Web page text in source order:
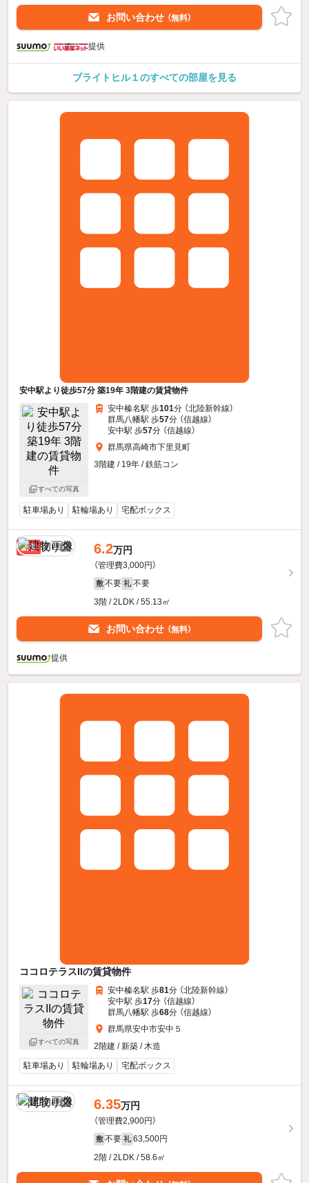
お問い合わせ （無料）
提供
ブライトヒル１のすべての部屋を見る
安中駅より徒歩57分 築19年 3階建の賃貸物件
すべての写真
安中榛名駅 歩101分 （北陸新幹線）
群馬八幡駅 歩57分 （信越線）
安中駅 歩57分 （信越線）
群馬県高崎市下里見町
3階建 / 19年 / 鉄筋コン
駐車場あり 駐輪場あり 宅配ボックス
新着 6.2万円
（管理費3,000円）
敷 不要 礼 不要
3階 / 2LDK / 55.13㎡
お問い合わせ （無料）
提供
ココロテラスIIの賃貸物件
すべての写真
安中榛名駅 歩81分 （北陸新幹線）
安中駅 歩17分 （信越線）
群馬八幡駅 歩68分 （信越線）
群馬県安中市安中５
2階建 / 新築 / 木造
駐車場あり
駐輪場あり 宅配ボックス
6.35万円
（管理費2,900円）
敷 不要 礼 63,500円
2階 / 2LDK / 58.6㎡